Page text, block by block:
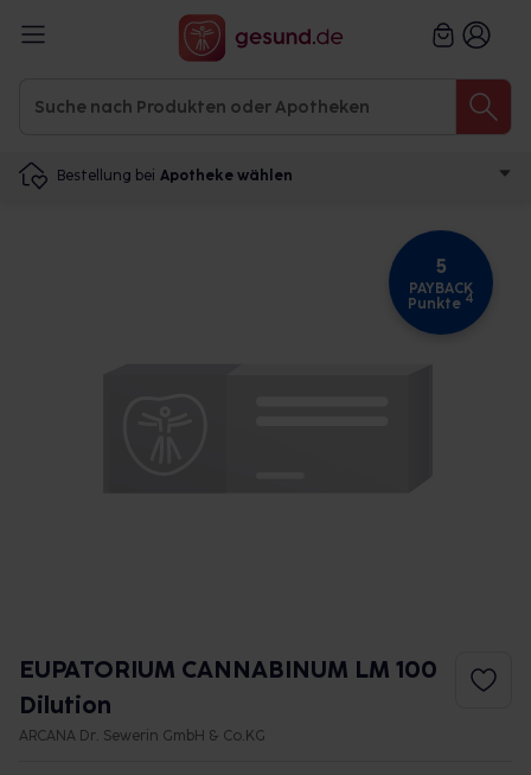
Bestellung bei Apotheke wählen
5
PAYBACK
Punkte 4
EUPATORIUM CANNABINUM LM 100
Dilution
ARCANA Dr. Sewerin GmbH & Co.KG